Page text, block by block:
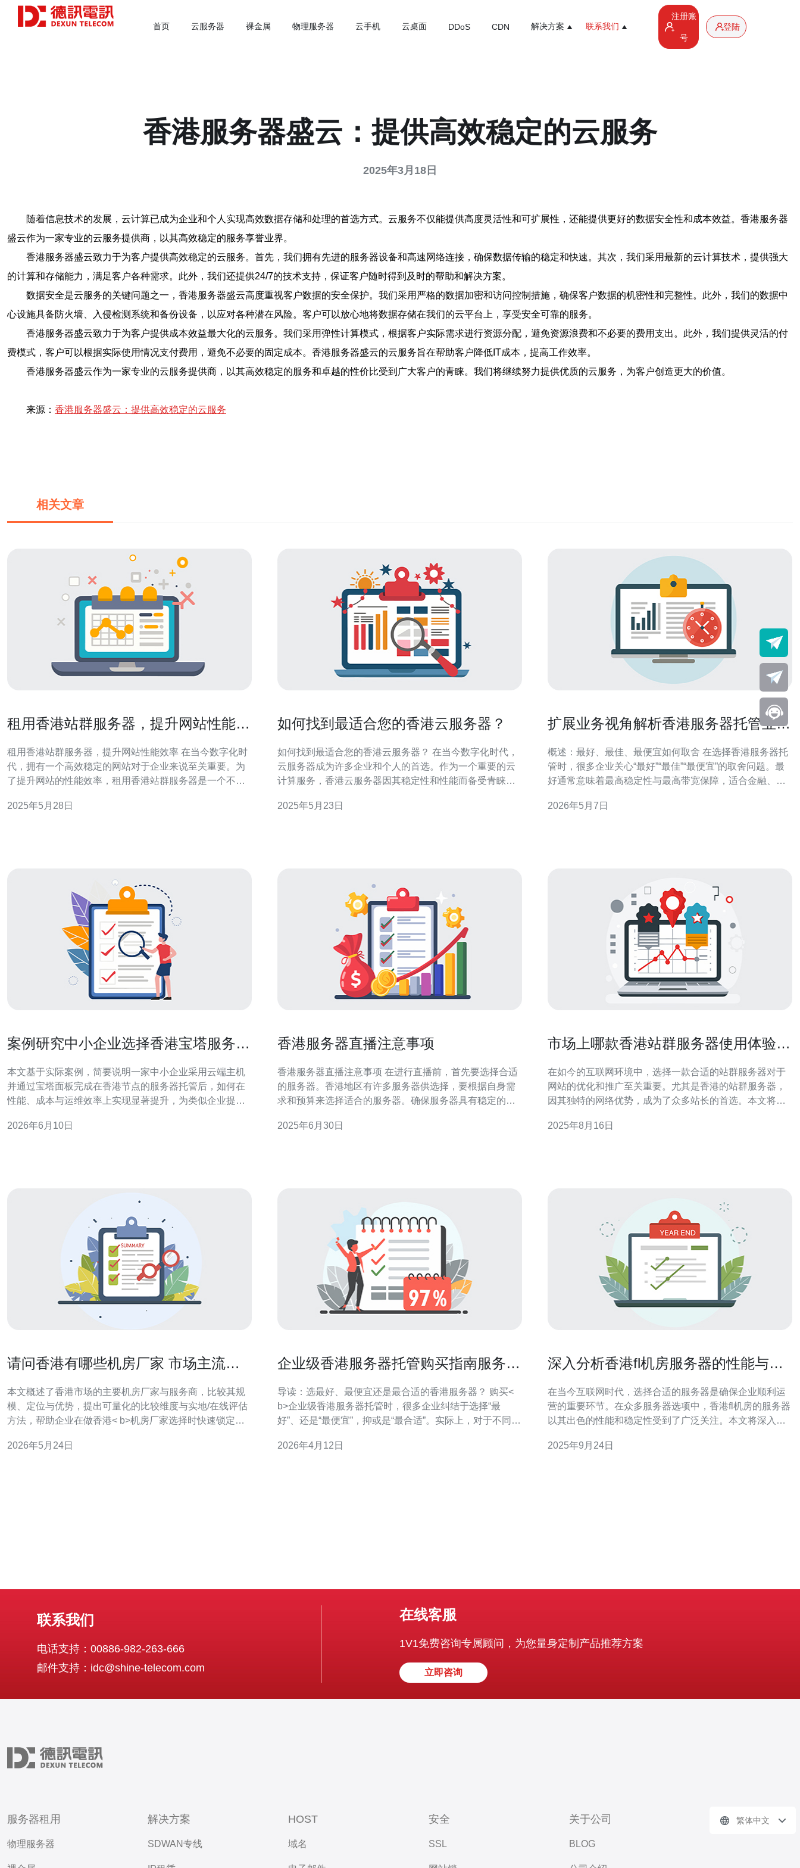
首页 云服务器 裸金属 物理服务器 云手机 云桌面 DDoS CDN 解决方案 联系我们
注册账
号
登陆
香港服务器盛云：提供高效稳定的云服务
2025年3月18日
随着信息技术的发展，云计算已成为企业和个人实现高效数据存储和处理的首选方式。云服务不仅能提供高度灵活性和可扩展性，还能提供更好的数据安全性和成本效益。香港服务器
盛云作为一家专业的云服务提供商，以其高效稳定的服务享誉业界。
香港服务器盛云致力于为客户提供高效稳定的云服务。首先，我们拥有先进的服务器设备和高速网络连接，确保数据传输的稳定和快速。其次，我们采用最新的云计算技术，提供强大
的计算和存储能力，满足客户各种需求。此外，我们还提供24/7的技术支持，保证客户随时得到及时的帮助和解决方案。
数据安全是云服务的关键问题之一，香港服务器盛云高度重视客户数据的安全保护。我们采用严格的数据加密和访问控制措施，确保客户数据的机密性和完整性。此外，我们的数据中
心设施具备防火墙、入侵检测系统和备份设备，以应对各种潜在风险。客户可以放心地将数据存储在我们的云平台上，享受安全可靠的服务。
香港服务器盛云致力于为客户提供成本效益最大化的云服务。我们采用弹性计算模式，根据客户实际需求进行资源分配，避免资源浪费和不必要的费用支出。此外，我们提供灵活的付
费模式，客户可以根据实际使用情况支付费用，避免不必要的固定成本。香港服务器盛云的云服务旨在帮助客户降低IT成本，提高工作效率。
香港服务器盛云作为一家专业的云服务提供商，以其高效稳定的服务和卓越的性价比受到广大客户的青睐。我们将继续努力提供优质的云服务，为客户创造更大的价值。
来源： 香港服务器盛云：提供高效稳定的云服务
相关文章
租用香港站群服务器，提升网站性能效
租用香港站群服务器，提升网站性能效率 在当今数字化时
代，拥有一个高效稳定的网站对于企业来说至关重要。为
了提升网站的性能效率，租用香港站群服务器是一个不错
升网站性能效率。 香港站群服务器拥有多个IP地址，可以
2025年5月28日
如何找到最适合您的香港云服务器？
如何找到最适合您的香港云服务器？ 在当今数字化时代，
云服务器成为许多企业和个人的首选。作为一个重要的云
计算服务，香港云服务器因其稳定性和性能而备受青睐。
提供一些建议。 首先，您需要考虑您的性能需求。根据您
2025年5月23日
扩展业务视角解析香港服务器托管业务
概述：最好、最佳、最便宜如何取舍 在选择香港服务器托
管时，很多企业关心“最好”“最佳”“最便宜”的取舍问题。最
好通常意味着最高稳定性与最高带宽保障，适合金融、电
案；而最便宜常见于基础型VPS或共享云主机，适合轻量
2026年5月7日
案例研究中小企业选择香港宝塔服务器
本文基于实际案例，简要说明一家中小企业采用云端主机
并通过宝塔面板完成在香港节点的服务器托管后，如何在
性能、成本与运维效率上实现显著提升，为类似企业提供
托管方案？ 选择香港节点的主要原因包括：接近中国大陆
2026年6月10日
香港服务器直播注意事项
香港服务器直播注意事项 在进行直播前，首先要选择合适
的服务器。香港地区有许多服务器供选择，要根据自身需
求和预算来选择适合的服务器。确保服务器具有稳定的带
络的稳定性至关重要。确保网络连接畅通，并避免网络波
2025年6月30日
市场上哪款香港站群服务器使用体验最
在如今的互联网环境中，选择一款合适的站群服务器对于
网站的优化和推广至关重要。尤其是香港的站群服务器，
因其独特的网络优势，成为了众多站长的首选。本文将为
供详细的操作指南，帮助您轻松上手。 1. 什么是站群服务
2025年8月16日
请问香港有哪些机房厂家 市场主流厂
本文概述了香港市场的主要机房厂家与服务商，比较其规
模、定位与优势，提出可量化的比较维度与实地/在线评估
方法，帮助企业在做香港< b>机房厂家选择时快速锁定候
太金融与互联网枢纽，机房与< b>数据中心厂家数量从几
2026年5月24日
企业级香港服务器托管购买指南服务级
导读：选最好、最便宜还是最合适的香港服务器？ 购买<
b>企业级香港服务器托管时，很多企业纠结于选择“最
好”、还是“最便宜”，抑或是“最合适”。实际上，对于不同业
香港服务器 的网络延迟、带宽、机房等级、硬件冗余与 服
2026年4月12日
深入分析香港fl机房服务器的性能与稳
在当今互联网时代，选择合适的服务器是确保企业顺利运
营的重要环节。在众多服务器选项中，香港fl机房的服务器
以其出色的性能和稳定性受到了广泛关注。本文将深入分
议，帮助您选择最适合的服务器产品。 首先，让我们来了
2025年9月24日
联系我们
电话支持：00886-982-263-666
邮件支持：idc@shine-telecom.com
在线客服
1V1免费咨询专属顾问，为您量身定制产品推荐方案
立即咨询
服务器租用
物理服务器
解决方案
SDWAN专线
HOST
域名
安全
SSL
关于公司
BLOG
繁体中文